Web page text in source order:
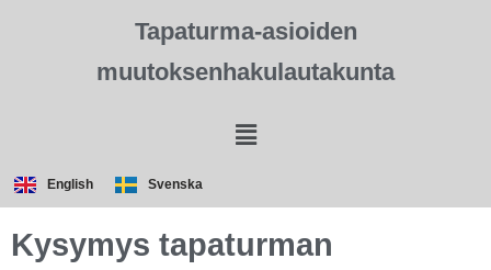
Tapaturma-asioiden
muutoksenhakulautakunta
English Svenska
Kysymys tapaturman